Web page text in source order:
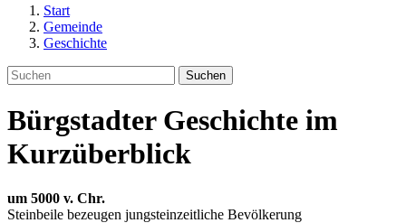
Start
Gemeinde
Geschichte
Suchen
Bürgstadter Geschichte im
Kurzüberblick
um 5000 v. Chr.
Steinbeile bezeugen jungsteinzeitliche Bevölkerung